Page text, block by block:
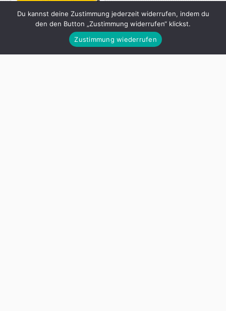
Du kannst deine Zustimmung jederzeit widerrufen, indem du
den den Button „Zustimmung widerrufen“ klickst.
Zustimmung wiederrufen